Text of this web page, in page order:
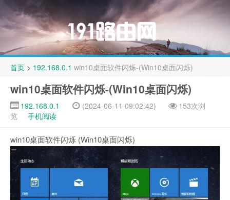
首页 > 192.168.0.1 win10桌面软件闪烁-(Win10桌面闪烁)
win10桌面软件闪烁-(Win10桌面闪烁)
192.168.0.1 (2024-06-11 09:02:42)
153次浏
览
手机阅读
win10桌面软件闪烁 (Win10桌面闪烁)